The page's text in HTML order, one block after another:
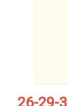
26-29-